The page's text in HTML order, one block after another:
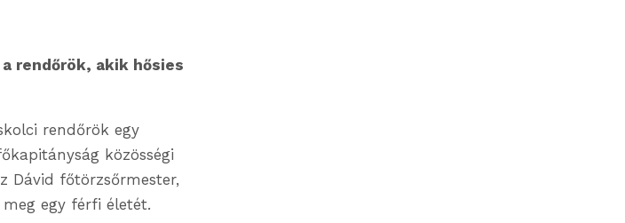
rendőrök, akik hősies
rendőrök egy
közösségi
Dávid főtörzsőrmester,
egy férfi életét.